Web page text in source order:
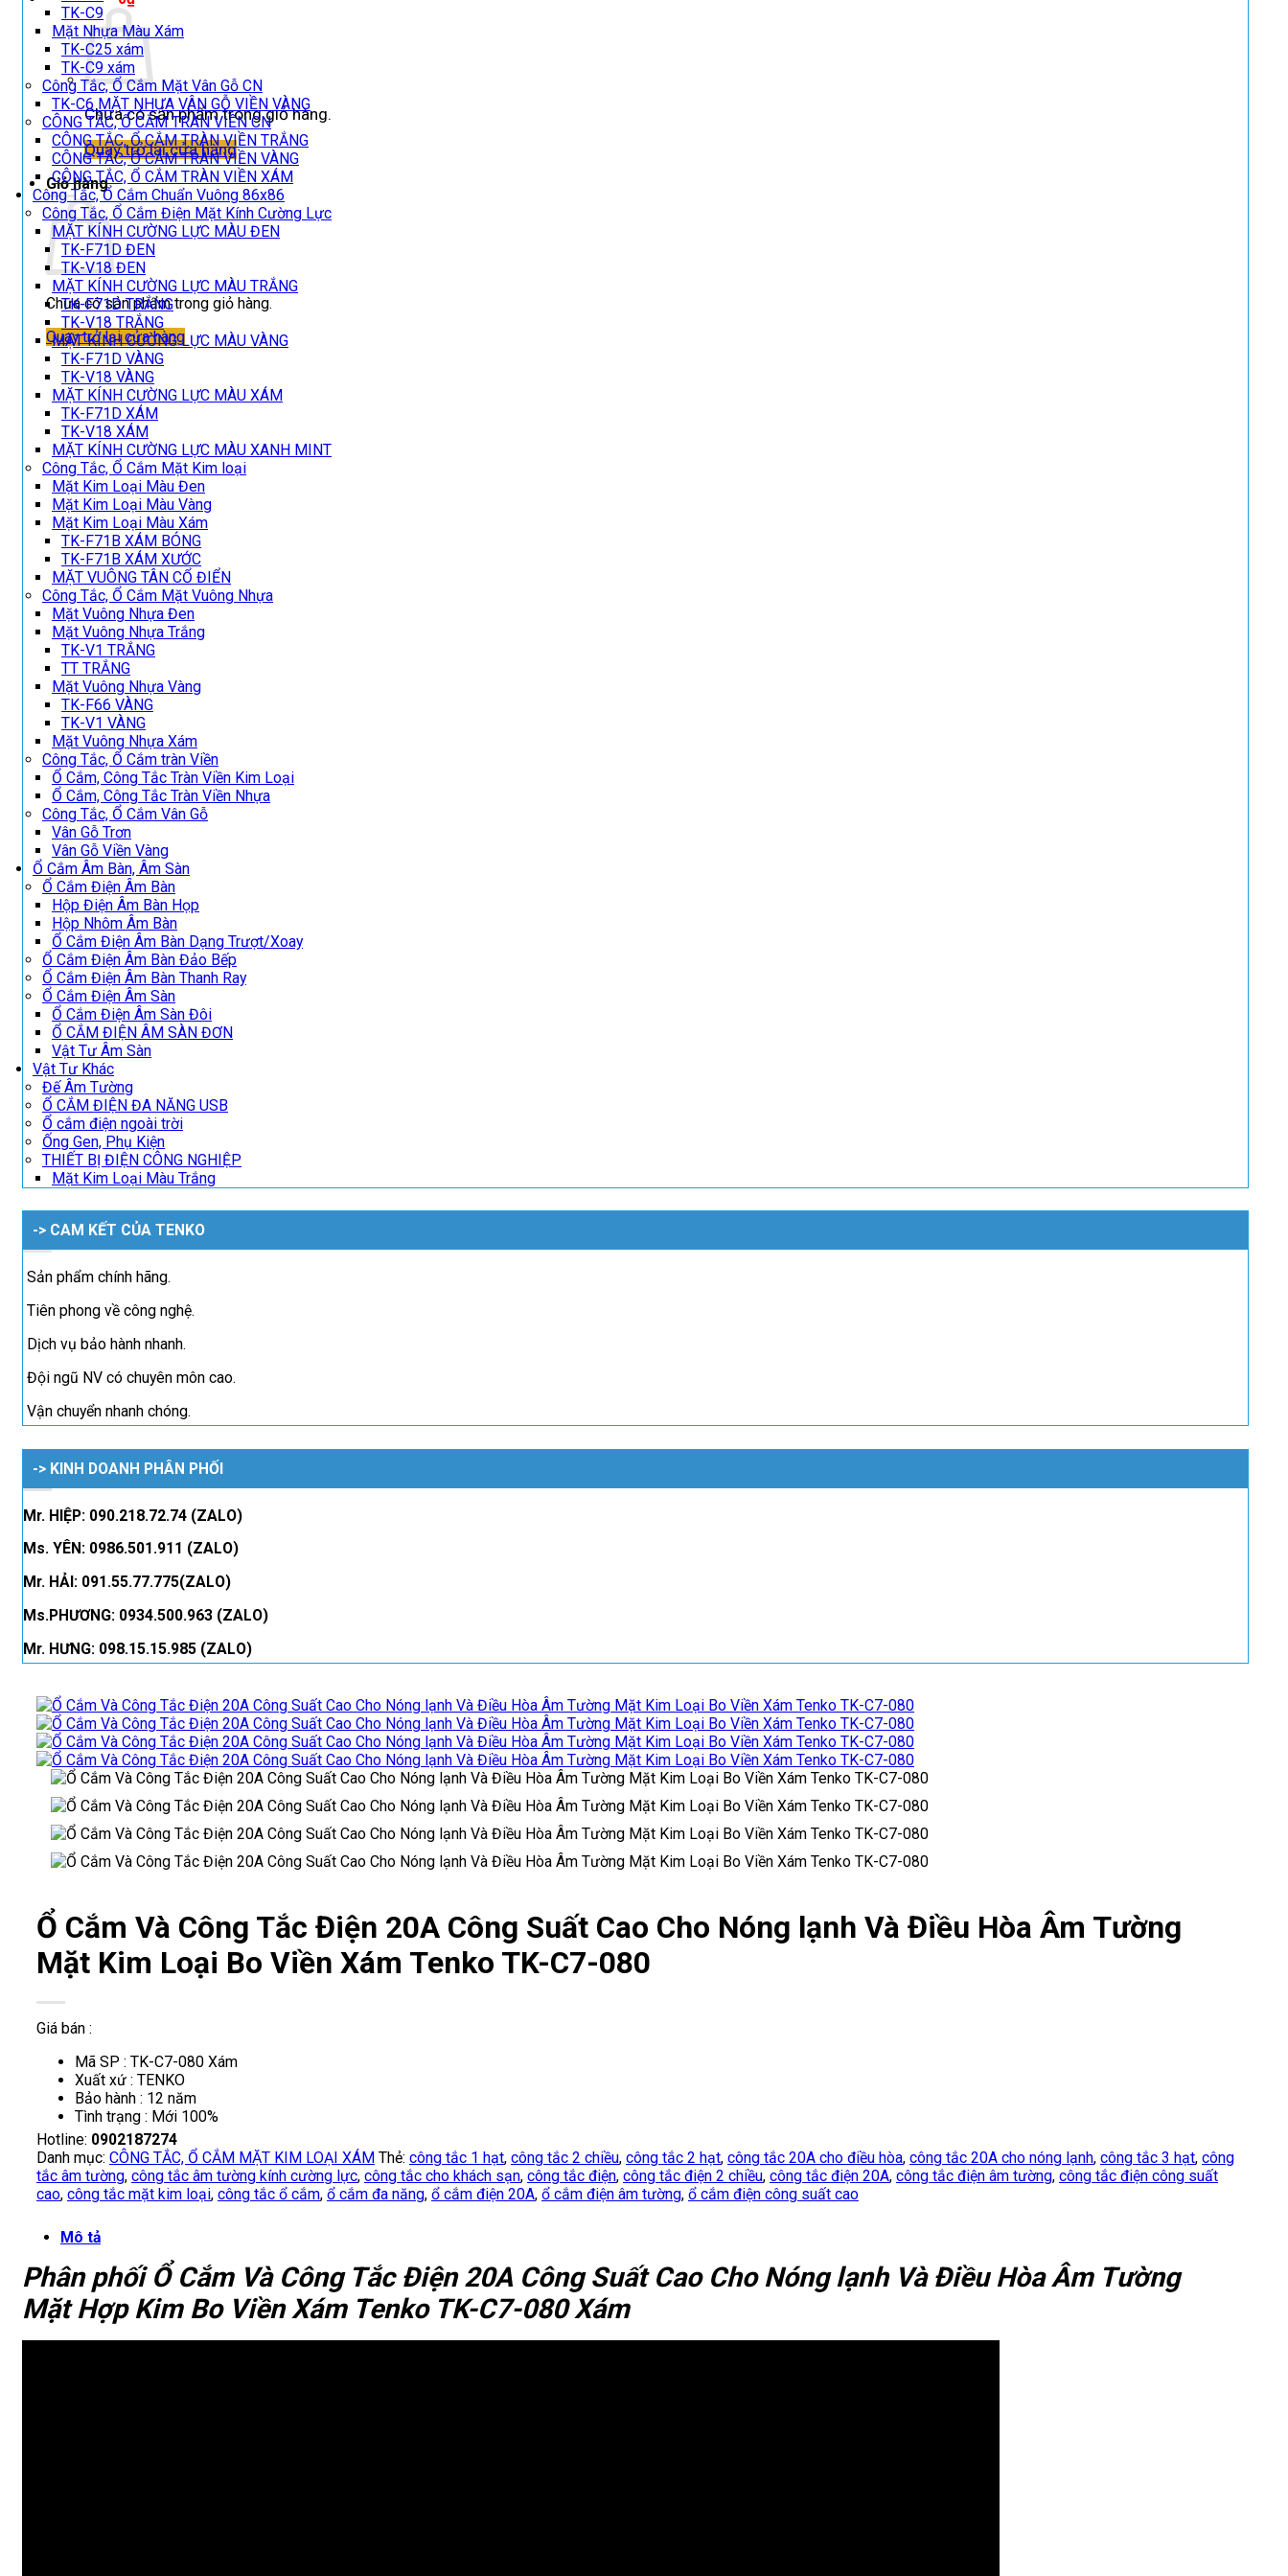
Chưa có sản phẩm trong giỏ hàng.
Quay trở lại cửa hàng
Giỏ hàng
Chưa có sản phẩm trong giỏ hàng.
Quay trở lại cửa hàng
TK-C9
Mặt Nhựa Màu Xám
TK-C25 xám
TK-C9 xám
Công Tắc, Ổ Cắm Mặt Vân Gỗ CN
TK-C6 MẶT NHỰA VÂN GỖ VIỀN VÀNG
CÔNG TẮC, Ổ CẮM TRÀN VIỀN CN
CÔNG TẮC, Ổ CẮM TRÀN VIỀN TRẮNG
CÔNG TẮC, Ổ CẮM TRÀN VIỀN VÀNG
CÔNG TẮC, Ổ CẮM TRÀN VIỀN XÁM
Công Tắc, Ổ Cắm Chuẩn Vuông 86x86
Công Tắc, Ổ Cắm Điện Mặt Kính Cường Lực
MẶT KÍNH CƯỜNG LỰC MÀU ĐEN
TK-F71D ĐEN
TK-V18 ĐEN
MẶT KÍNH CƯỜNG LỰC MÀU TRẮNG
TK-F71D TRẮNG
TK-V18 TRẮNG
MẶT KÍNH CƯỜNG LỰC MÀU VÀNG
TK-F71D VÀNG
TK-V18 VÀNG
MẶT KÍNH CƯỜNG LỰC MÀU XÁM
TK-F71D XÁM
TK-V18 XÁM
MẶT KÍNH CƯỜNG LỰC MÀU XANH MINT
Công Tắc, Ổ Cắm Mặt Kim loại
Mặt Kim Loại Màu Đen
Mặt Kim Loại Màu Vàng
Mặt Kim Loại Màu Xám
TK-F71B XÁM BÓNG
TK-F71B XÁM XƯỚC
MẶT VUÔNG TÂN CỔ ĐIỂN
Công Tắc, Ổ Cắm Mặt Vuông Nhựa
Mặt Vuông Nhựa Đen
Mặt Vuông Nhựa Trắng
TK-V1 TRẮNG
TT TRẮNG
Mặt Vuông Nhựa Vàng
TK-F66 VÀNG
TK-V1 VÀNG
Mặt Vuông Nhựa Xám
Công Tắc, Ổ Cắm tràn Viền
Ổ Cắm, Công Tắc Tràn Viền Kim Loại
Ổ Cắm, Công Tắc Tràn Viền Nhựa
Công Tắc, Ổ Cắm Vân Gỗ
Vân Gỗ Trơn
Vân Gỗ Viền Vàng
Ổ Cắm Âm Bàn, Âm Sàn
Ổ Cắm Điện Âm Bàn
Hộp Điện Âm Bàn Họp
Hộp Nhôm Âm Bàn
Ổ Cắm Điện Âm Bàn Dạng Trượt/Xoay
Ổ Cắm Điện Âm Bàn Đảo Bếp
Ổ Cắm Điện Âm Bàn Thanh Ray
Ổ Cắm Điện Âm Sàn
Ổ Cắm Điện Âm Sàn Đôi
Ổ CẮM ĐIỆN ÂM SÀN ĐƠN
Vật Tư Âm Sàn
Vật Tư Khác
Đế Âm Tường
Ổ CẮM ĐIỆN ĐA NĂNG USB
Ổ cắm điện ngoài trời
Ống Gen, Phụ Kiện
THIẾT BỊ ĐIỆN CÔNG NGHIỆP
Mặt Kim Loại Màu Trắng
-> CAM KẾT CỦA TENKO
Sản phẩm chính hãng.
Tiên phong về công nghệ.
Dịch vụ bảo hành nhanh.
Đội ngũ NV có chuyên môn cao.
Vận chuyển nhanh chóng.
-> KINH DOANH PHÂN PHỐI
Mr. HIỆP: 090.218.72.74 (ZALO)
Ms. YÊN: 0986.501.911 (ZALO)
Mr. HẢI: 091.55.77.775(ZALO)
Ms.PHƯƠNG: 0934.500.963 (ZALO)
Mr. HƯNG: 098.15.15.985 (ZALO)
Ổ Cắm Và Công Tắc Điện 20A Công Suất Cao Cho Nóng lạnh Và Điều Hòa Âm Tường
Mặt Kim Loại Bo Viền Xám Tenko TK-C7-080
Giá bán :
Mã SP : TK-C7-080 Xám
Xuất xứ : TENKO
Bảo hành : 12 năm
Tình trạng : Mới 100%
Hotline: 0902187274
Danh mục: CÔNG TẮC, Ổ CẮM MẶT KIM LOẠI XÁM Thẻ: công tắc 1 hạt, công tắc 2 chiều, công tắc 2 hạt, công tắc 20A cho điều hòa, công tắc 20A cho nóng lạnh, công tắc 3 hạt, công
tắc âm tường, công tắc âm tường kính cường lực, công tắc cho khách sạn, công tắc điện, công tắc điện 2 chiều, công tắc điện 20A, công tắc điện âm tường, công tắc điện công suất
cao, công tắc mặt kim loại, công tắc ổ cắm, ổ cắm đa năng, ổ cắm điện 20A, ổ cắm điện âm tường, ổ cắm điện công suất cao
Mô tả
Phân phối Ổ Cắm Và Công Tắc Điện 20A Công Suất Cao Cho Nóng lạnh Và Điều Hòa Âm Tường
Mặt Hợp Kim Bo Viền Xám Tenko TK-C7-080 Xám